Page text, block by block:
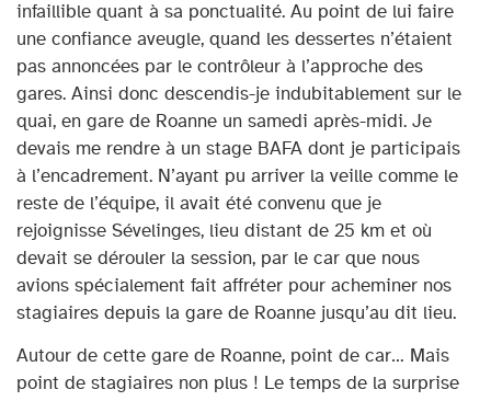
infaillible quant à sa ponctualité. Au point de lui faire
une confiance aveugle, quand les dessertes n’étaient
pas annoncées par le contrôleur à l’approche des
gares. Ainsi donc descendis-je indubitablement sur le
quai, en gare de Roanne un samedi après-midi. Je
devais me rendre à un stage BAFA dont je participais
à l’encadrement. N’ayant pu arriver la veille comme le
reste de l’équipe, il avait été convenu que je
rejoignisse Sévelinges, lieu distant de 25 km et où
devait se dérouler la session, par le car que nous
avions spécialement fait affréter pour acheminer nos
stagiaires depuis la gare de Roanne jusqu’au dit lieu.
Autour de cette gare de Roanne, point de car… Mais
point de stagiaires non plus ! Le temps de la surprise